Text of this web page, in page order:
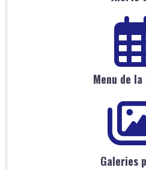
Menu de
Galeries